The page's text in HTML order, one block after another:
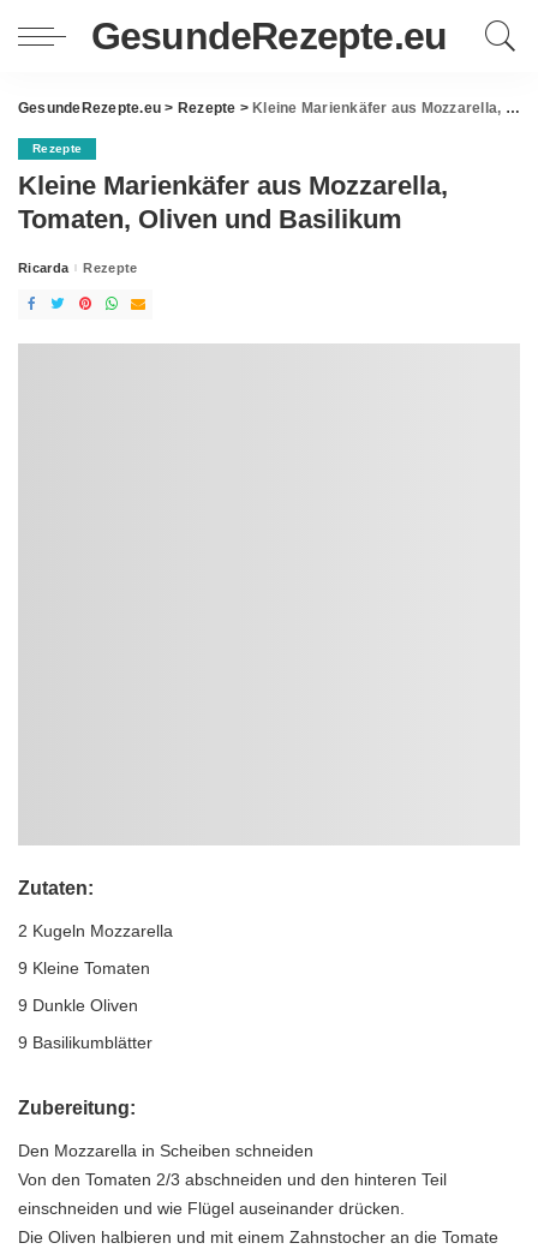
GesundeRezepte.eu
GesundeRezepte.eu > Rezepte > Kleine Marienkäfer aus Mozzarella, Tomaten, Oliven und Basilikum
Rezepte
Kleine Marienkäfer aus Mozzarella,
Tomaten, Oliven und Basilikum
Posted
Ricarda Rezepte
Zutaten:
2 Kugeln Mozzarella
9 Kleine Tomaten
9 Dunkle Oliven
9 Basilikumblätter
Zubereitung:
Den Mozzarella in Scheiben schneiden
Von den Tomaten 2/3 abschneiden und den hinteren Teil
einschneiden und wie Flügel auseinander drücken.
Die Oliven halbieren und mit einem Zahnstocher an die Tomate